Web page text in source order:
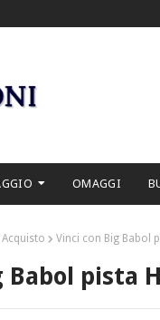
OMAGGI
Vinci con Big Babol
Babol pista